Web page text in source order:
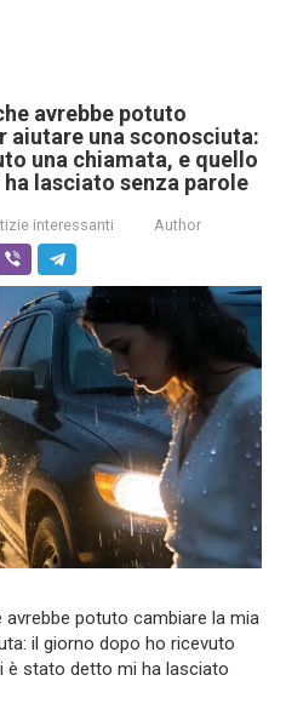
avrebbe potuto
aiutare una sconosciuta:
una chiamata, e quello
lasciato senza parole
interessanti Author
potuto cambiare la mia
il giorno dopo ho ricevuto
è stato detto mi ha lasciato